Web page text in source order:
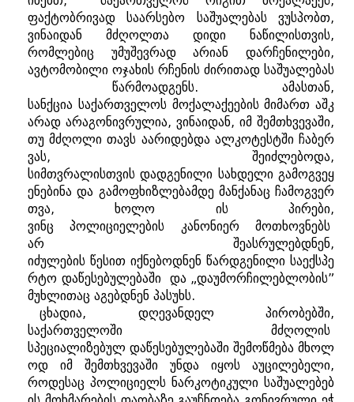
ფაქტობრივად
საარსებო საშუალებას ვუსპობთ,
ვინაიდან
მძღოლთა დიდი ნაწილისთვის,
რომლებიც
უმუშევრად არიან დარჩენილები,
ავტომობილი ოჯახის რჩენის ძირითად საშუალებას
წარმოადგენს. ამასთან,
სანქცია საქართველოს მოქალაქეების მიმართ აშკ
არად არაგონივრულია, ვინაიდან, იმ შემთხვევაში,
თუ მძღოლი თავს აარიდებდა ალკოტესტში ჩაბერ
ვას, შეიძლებოდა,
სიმთვრალისთვის დადგენილი სახდელი გამოგვეყ
ენებინა და გამოფხიზლებამდე მანქანაც ჩამოგვერ
თვა,ხოლო ის პირები,
ვინც
პოლიციელების კანონიერ
მოთხოვნებს
არ
შეასრულებდნენ,
იძულების წესით იქნებოდნენ წარდგენილი საექსპე
რტო დაწესებულებაში და „დაუმორჩილებლობის”
მუხლითაც აგებდნენ პასუხს.
ცხადია, დღევანდელ პირობებში,
საქართველოში
მძღოლის
სპეციალიზებულ დაწესებულებაში შემოწმება მხოლ
ოდ
იმ შემთხვევაში უნდა იყოს აუცილებელი,
როდესაც პოლიციელს ნარკოტიკული საშუალებებ